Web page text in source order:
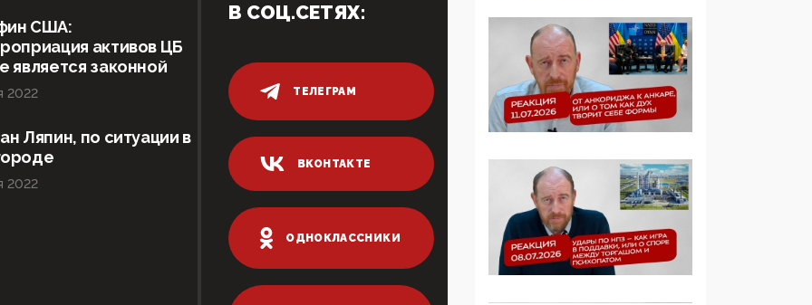
намерено отобрать у
регионов и
муниципалитетов право
защищать жилые дома
и социальные объекты
от ЭМИ
05:58, 26 Мая 2026
Роскомнадзор
освободили от борца с
деструктивным и
опасным контентом
США:
активов ЦБ
является законной
2022
Ляпин, по ситуации в
2022
В СОЦ.СЕТЯХ:
ТЕЛЕГРАМ
ВКОНТАКТЕ
ОДНОКЛАССНИКИ